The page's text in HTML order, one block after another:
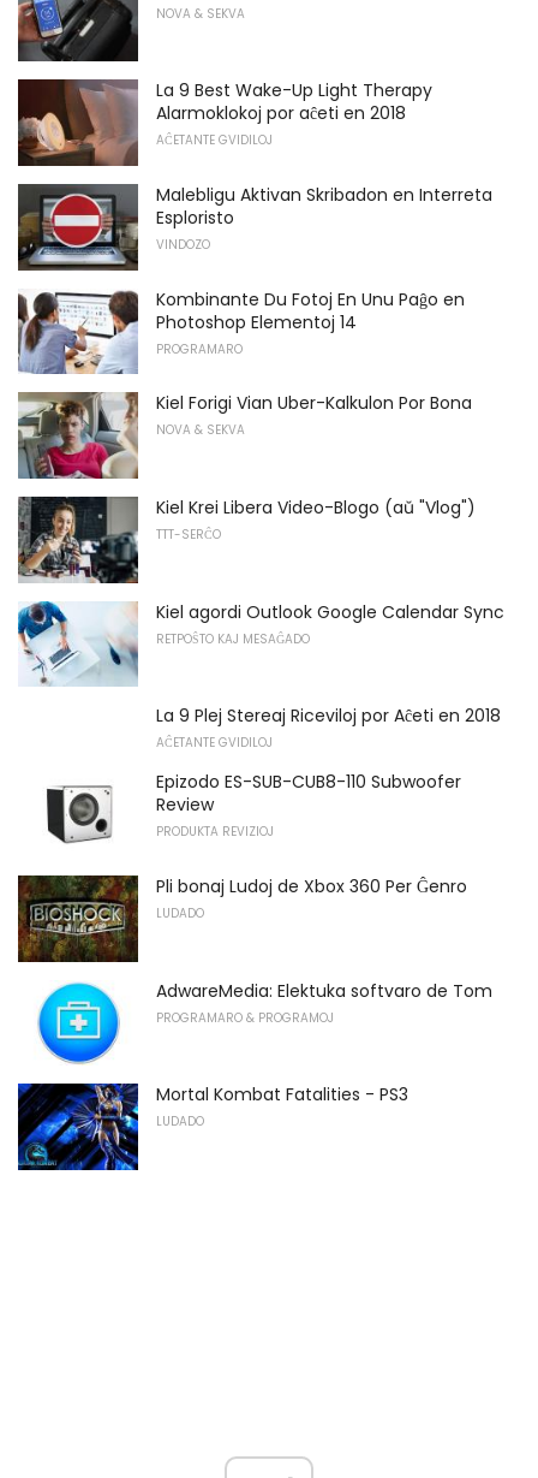
NOVA & SEKVA
La 9 Best Wake-Up Light Therapy
Alarmoklokoj por aĉeti en 2018
AĈETANTE GVIDILOJ
Malebligu Aktivan Skribadon en Interreta
Esploristo
VINDOZO
Kombinante Du Fotoj En Unu Paĝo en
Photoshop Elementoj 14
PROGRAMARO
Kiel Forigi Vian Uber-Kalkulon Por Bona
NOVA & SEKVA
Kiel Krei Libera Video-Blogo (aŭ "Vlog")
TTT-SERĈO
Kiel agordi Outlook Google Calendar Sync
RETPOŜTO KAJ MESAĜADO
La 9 Plej Stereaj Riceviloj por Aĉeti en 2018
AĈETANTE GVIDILOJ
Epizodo ES-SUB-CUB8-110 Subwoofer
Review
PRODUKTA REVIZIOJ
Pli bonaj Ludoj de Xbox 360 Per Ĝenro
LUDADO
AdwareMedia: Elektuka softvaro de Tom
PROGRAMARO & PROGRAMOJ
Mortal Kombat Fatalities - PS3
LUDADO